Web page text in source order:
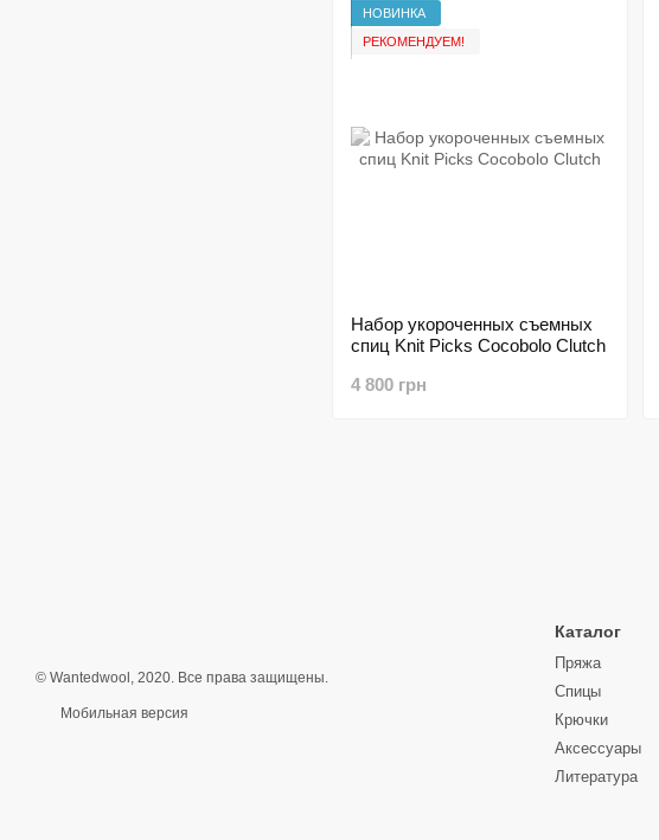
НОВИНКА
РЕКОМЕНДУЕМ!
Набор укороченных съемных
спиц Knit Picks Cocobolo Clutch
4 800 грн
© Wantedwool, 2020. Все права защищены.
Мобильная версия
Каталог
Пряжа
Спицы
Крючки
Аксессуары
Литература